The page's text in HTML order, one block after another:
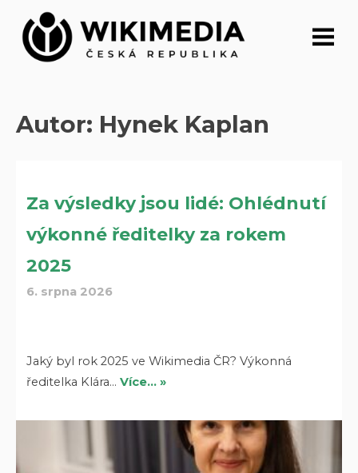
Přeskočit
obsah
Autor: Hynek Kaplan
Za výsledky jsou lidé: Ohlédnutí
výkonné ředitelky za rokem
2025
6. srpna 2026
Jaký byl rok 2025 ve Wikimedia ČR? Výkonná
ředitelka Klára…Více… »